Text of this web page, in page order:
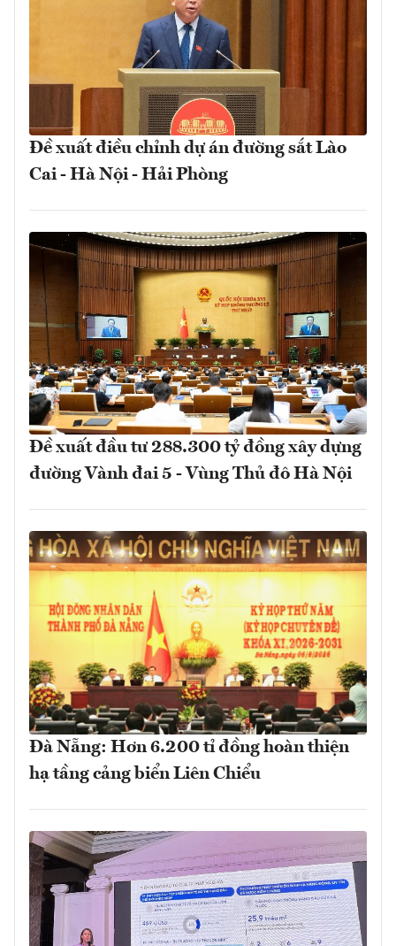
Đề xuất điều chỉnh dự án đường sắt Lào
Cai - Hà Nội - Hải Phòng
Đề xuất đầu tư 288.300 tỷ đồng xây dựng
đường Vành đai 5 - Vùng Thủ đô Hà Nội
Đà Nẵng: Hơn 6.200 tỉ đồng hoàn thiện
hạ tầng cảng biển Liên Chiểu